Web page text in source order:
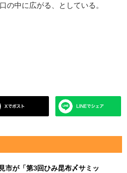
の中に広がる、としている。
市が「第3回ひみ昆布〆サミッ